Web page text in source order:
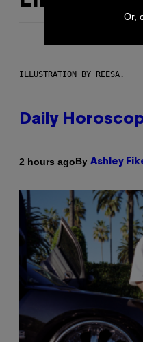
ILLUSTRATION BY REESA.
Daily
2 hours agoBy Ashley
Or,